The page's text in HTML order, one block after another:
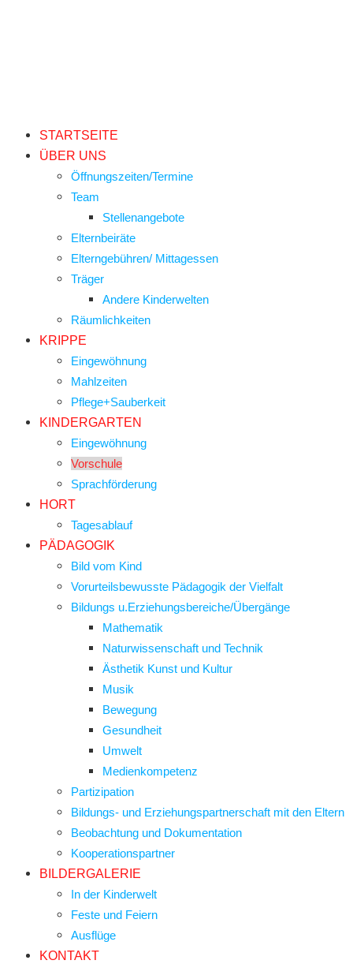
STARTSEITE
ÜBER UNS
Öffnungszeiten/Termine
Team
Stellenangebote
Elternbeiräte
Elterngebühren/ Mittagessen
Träger
Andere Kinderwelten
Räumlichkeiten
KRIPPE
Eingewöhnung
Mahlzeiten
Pflege+Sauberkeit
KINDERGARTEN
Eingewöhnung
Vorschule
Sprachförderung
HORT
Tagesablauf
PÄDAGOGIK
Bild vom Kind
Vorurteilsbewusste Pädagogik der Vielfalt
Bildungs u.Erziehungsbereiche/Übergänge
Mathematik
Naturwissenschaft und Technik
Ästhetik Kunst und Kultur
Musik
Bewegung
Gesundheit
Umwelt
Medienkompetenz
Partizipation
Bildungs- und Erziehungspartnerschaft mit den Eltern
Beobachtung und Dokumentation
Kooperationspartner
BILDERGALERIE
In der Kinderwelt
Feste und Feiern
Ausflüge
KONTAKT